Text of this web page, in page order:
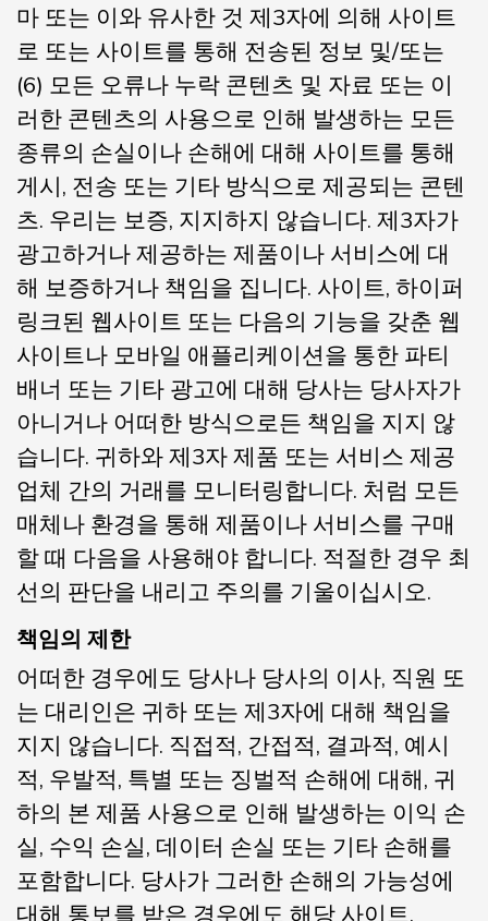
마 또는 이와 유사한 것 제3자에 의해 사이트
로 또는 사이트를 통해 전송된 정보 및/또는
(6) 모든 오류나 누락 콘텐츠 및 자료 또는 이
러한 콘텐츠의 사용으로 인해 발생하는 모든
종류의 손실이나 손해에 대해 사이트를 통해
게시, 전송 또는 기타 방식으로 제공되는 콘텐
츠. 우리는 보증, 지지하지 않습니다. 제3자가
광고하거나 제공하는 제품이나 서비스에 대
해 보증하거나 책임을 집니다. 사이트, 하이퍼
링크된 웹사이트 또는 다음의 기능을 갖춘 웹
사이트나 모바일 애플리케이션을 통한 파티
배너 또는 기타 광고에 대해 당사는 당사자가
아니거나 어떠한 방식으로든 책임을 지지 않
습니다. 귀하와 제3자 제품 또는 서비스 제공
업체 간의 거래를 모니터링합니다. 처럼 모든
매체나 환경을 통해 제품이나 서비스를 구매
할 때 다음을 사용해야 합니다. 적절한 경우 최
선의 판단을 내리고 주의를 기울이십시오.
책임의 제한
어떠한 경우에도 당사나 당사의 이사, 직원 또
는 대리인은 귀하 또는 제3자에 대해 책임을
지지 않습니다. 직접적, 간접적, 결과적, 예시
적, 우발적, 특별 또는 징벌적 손해에 대해, 귀
하의 본 제품 사용으로 인해 발생하는 이익 손
실, 수익 손실, 데이터 손실 또는 기타 손해를
포함합니다. 당사가 그러한 손해의 가능성에
대해 통보를 받은 경우에도 해당 사이트.